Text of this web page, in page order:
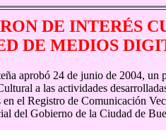
DE INTERÉS
DE MEDIOS
aprobó 24 de junio de 2004, un
a las actividades
el Registro de Comunicación
del Gobierno de la Ciudad de